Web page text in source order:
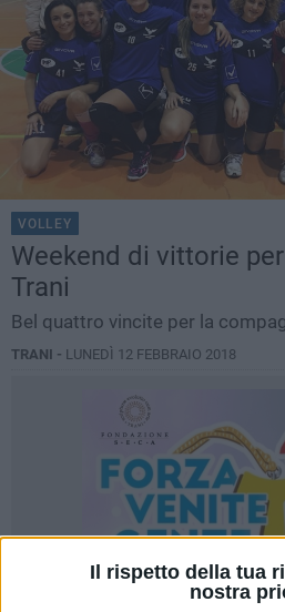
Il rispetto della tua
nostra
VOLLEY
Weekend di vittorie
Trani
Bel quattro vincite per la
TRANI - LUNEDÌ 12 FEBBRAIO 2018